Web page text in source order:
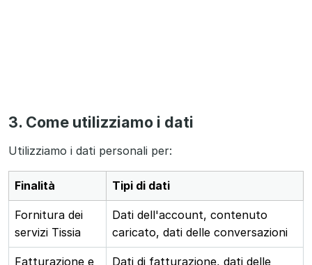
3. Come utilizziamo i dati
Utilizziamo i dati personali per:
Finalità Tipi di dati
Fornitura dei
servizi Tissia
Dati dell'account, contenuto
caricato, dati delle conversazioni
Fatturazione e Dati di fatturazione, dati delle